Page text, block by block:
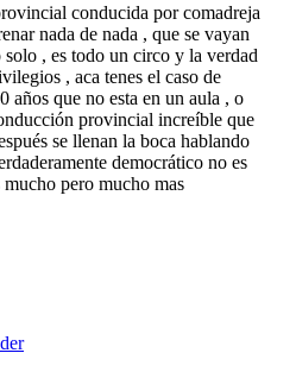
conducida por comadreja
nada de nada , que se vayan
, es todo un circo y la verdad
, aca tenes el caso de
años que no esta en un aula , o
provincial increíble que
se llenan la boca hablando
democrático no es
pero mucho mas